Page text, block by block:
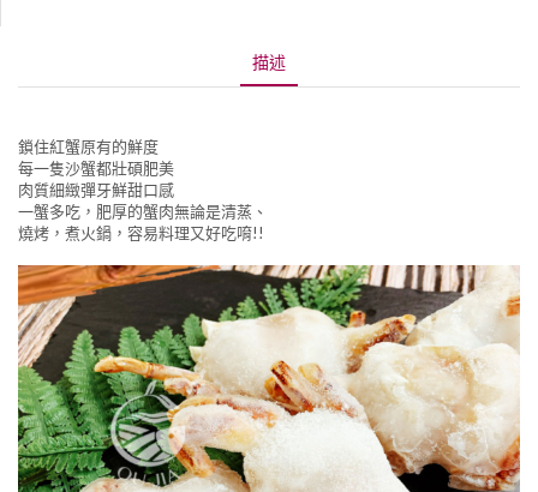
描述
鎖住紅蟹原有的鮮度
每一隻沙蟹都壯碩肥美
肉質細緻彈牙鮮甜口感
一蟹多吃，肥厚的蟹肉無論是清蒸、
燒烤，煮火鍋，容易料理又好吃唷!!